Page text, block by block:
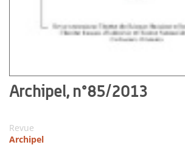
Archipel, n°85/2013
Revue
Archipel